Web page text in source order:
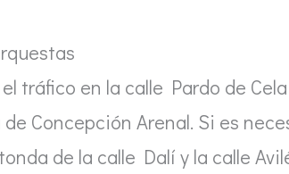
el tráfico en la calle Pardo de
Concepción Arenal. Si es
de la calle Dalí y la calle